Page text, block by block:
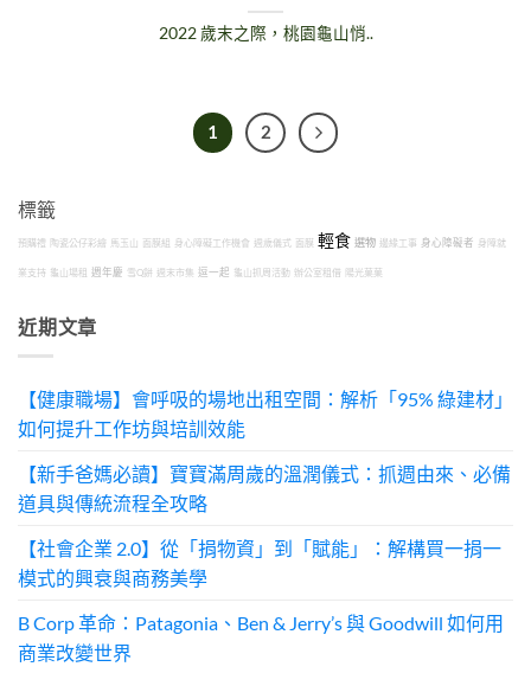
2022 歲末之際，桃園龜山悄..
1 2
標籤
預購禮 陶瓷公仔彩繪 馬玉山 面膜組 身心障礙工作機會 週歲儀式 面膜 輕食 選物 邊緣工事 身心障礙者 身障就
業支持 龜山場租 週年慶 雪Q餅 週末市集 逗一起 龜山抓周活動 辦公室租借 陽光菓菓
近期文章
【健康職場】會呼吸的場地出租空間：解析「95% 綠建材」
如何提升工作坊與培訓效能
【新手爸媽必讀】寶寶滿周歲的溫潤儀式：抓週由來、必備
道具與傳統流程全攻略
【社會企業 2.0】從「捐物資」到「賦能」：解構買一捐一
模式的興衰與商務美學
B Corp 革命：Patagonia、Ben & Jerry’s 與 Goodwill 如何用
商業改變世界